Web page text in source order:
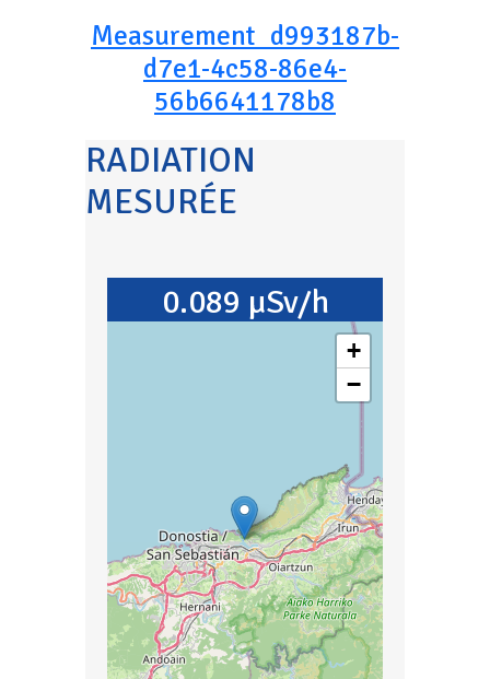
Measurement_d993187b-
d7e1-4c58-86e4-
56b6641178b8
RADIATION
MESURÉE
0.089 µSv/h
+
−